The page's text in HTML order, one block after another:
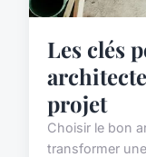
Les clés
projet
Choisir le bon
transformer